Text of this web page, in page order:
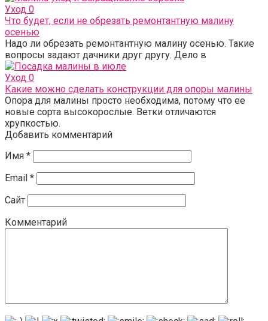
Уход 0
Что будет, если не обрезать ремонтантную малину
осенью
Надо ли обрезать ремонтантную малину осенью. Такие
вопросы задают дачники друг другу. Дело в
Уход 0
Какие можно сделать конструкции для опоры малины
Опора для малины просто необходима, потому что ее
новые сорта высокорослые. Ветки отличаются
хрупкостью.
Добавить комментарий
Имя *
Email *
Сайт
Комментарий